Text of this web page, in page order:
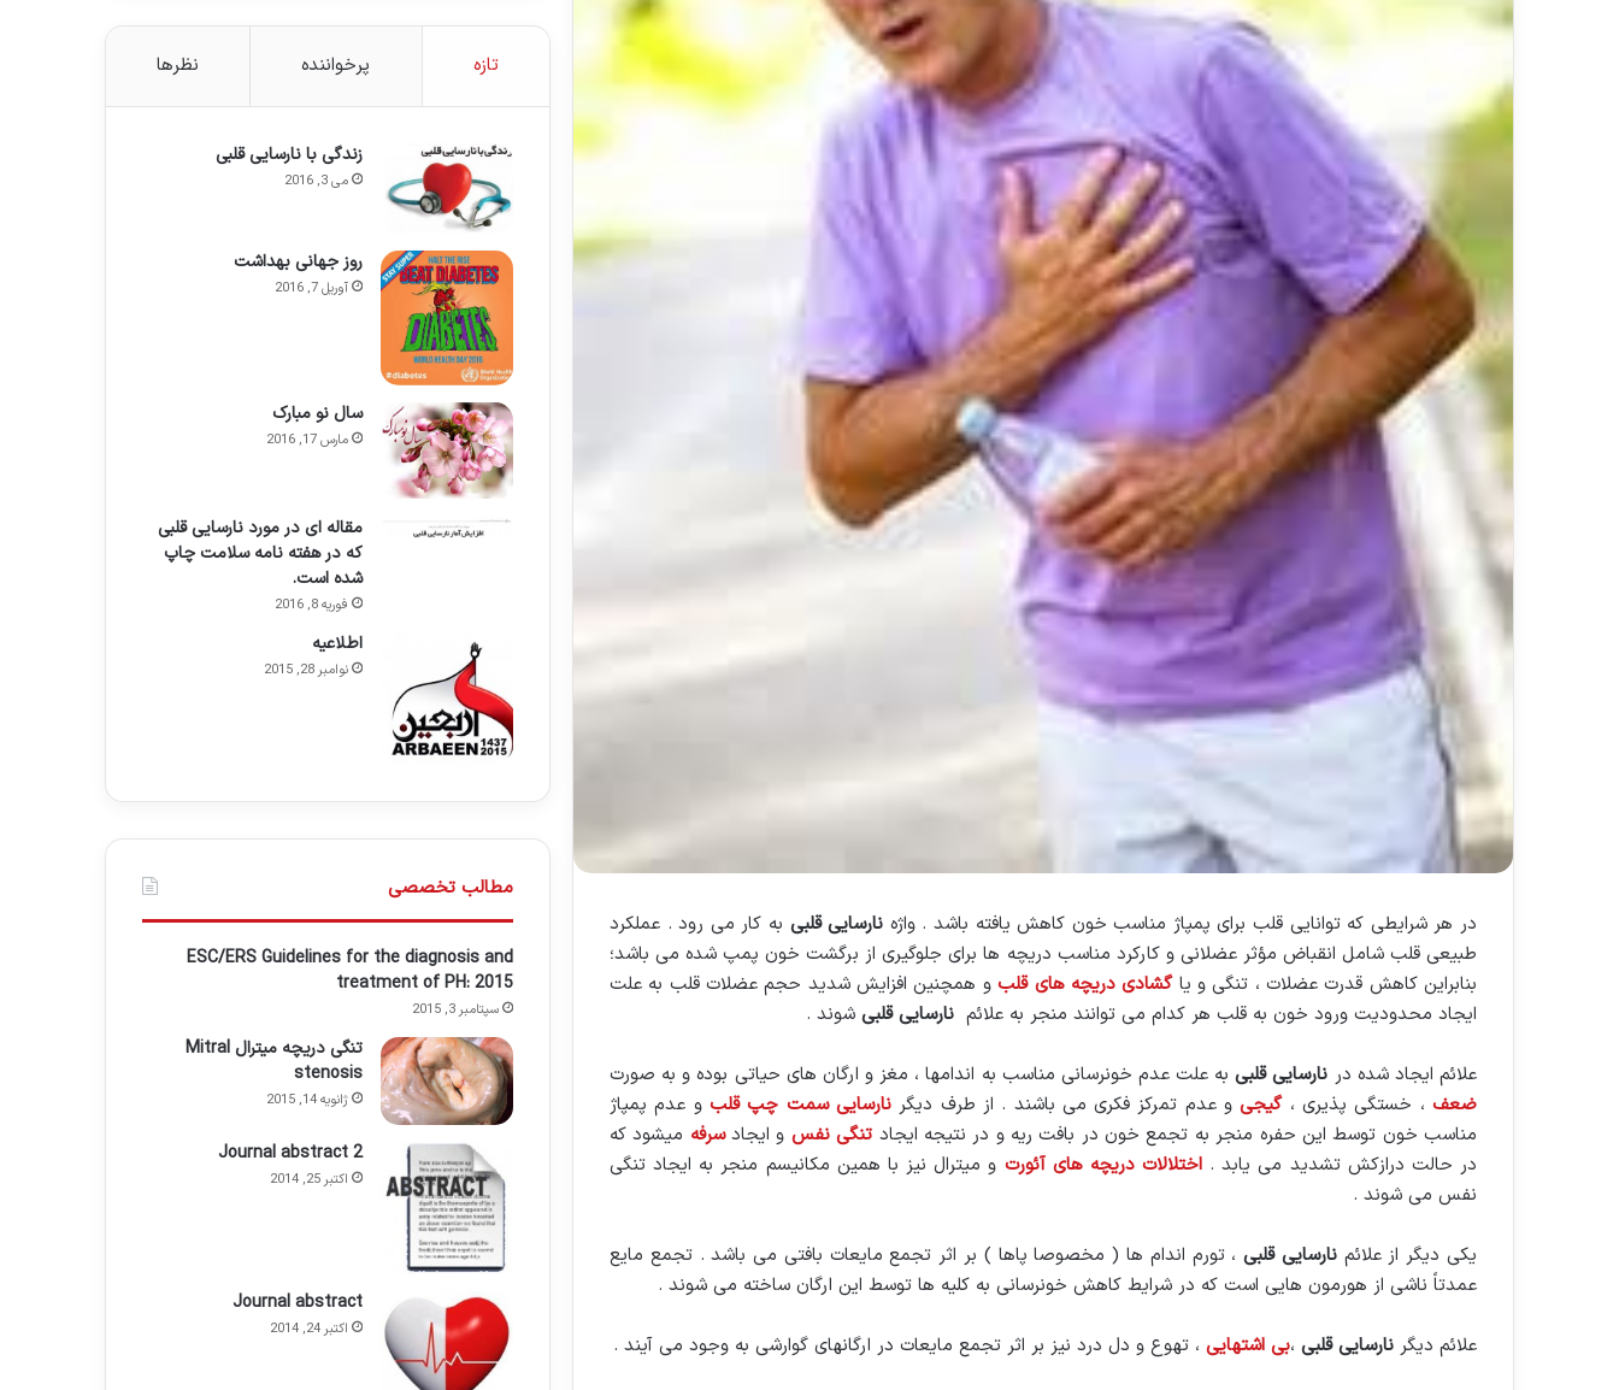
در هر شرایطی كه توانایی قلب برای پمپاژ مناسب خون كاهش یافته باشد . واژه نارسایی قلبی به كار می رود . عملكرد
طبیعی قلب شامل انقباض مؤثر عضلانی و كاركرد مناسب ‏دریچه ها برای جلوگیری از برگشت خون پمپ شده می باشد؛
بنابراین كاهش قدرت ‏عضلات ، تنگی و یاگشادی دریچه های قلبو همچنین افزایش شدید حجم عضلات ‏قلب به علت
ایجاد محدودیت ورود خون به قلب هر كدام می توانند منجر به علائم ‏ نارسایی قلبی شوند .‏
علائم ایجاد شده در نارسایی قلبیبه علت عدم خونرسانی مناسب به اندامها ، مغز و ‏ارگان های حیاتی بوده و به صورت
ضعف، خستگی پذیری ،گیجیو عدم تمركز فكری ‏می باشند . از طرف دیگرنارسایی سمت چپ قلب و عدم پمپاژ
مناسب خون توسط این ‏حفره منجر به تجمع خون در بافت ریه و در نتیجه ایجاد تنگی نفس و ایجادسرفه میشود ‏كه
در حالت درازكش تشدید می یابد .اختلالات دریچه های آئورت و میترال نیز با همین ‏مكانیسم منجر به ایجاد تنگی
نفس می شوند .‏
یكی دیگر از علائمنارسایی قلبی، تورم اندام ها ( مخصوصا پاها ) بر اثر تجمع مایعات ‏بافتی می باشد . تجمع مایع
عمدتاً ناشی از هورمون هایی است كه در شرایط كاهش ‏خونرسانی به كلیه ها توسط این ارگان ساخته می شوند .‏
علائم دیگر نارسایی قلبی ،بی اشتهایی ، تهوع و دل درد نیز بر اثر تجمع مایعات در ارگانهای گوارشی به ‏وجود می آیند .‏
تازه پرخواننده نظرها
زندگی با نارسایی قلبی
می 3, 2016
روز جهانی بهداشت
آوریل 7, 2016
سال نو مبارک
مارس 17, 2016
مقاله ای در مورد نارسایی قلبی
که در هفته نامه سلامت چاپ
شده است.
فوریه 8, 2016
اطلاعيه
نوامبر 28, 2015
مطالب تخصصی
ESC/ERS Guidelines for the diagnosis and
treatment of PH: 2015
سپتامبر 3, 2015
تنگی دریچه میترال Mitral
stenosis
ژانویه 14, 2015
Journal abstract 2
اکتبر 25, 2014
Journal abstract
اکتبر 24, 2014